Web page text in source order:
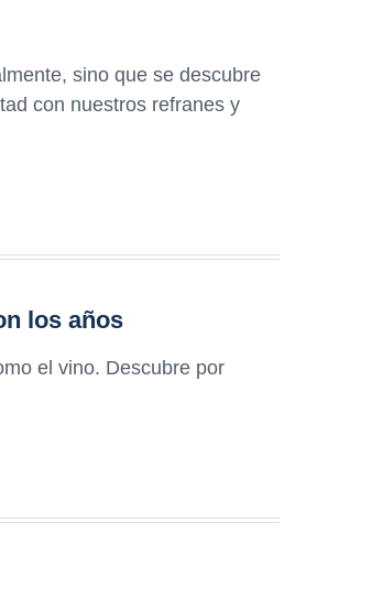
sino que se descubre
con nuestros refranes y
los años
el vino. Descubre por